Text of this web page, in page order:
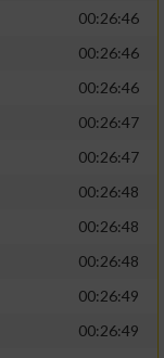
00:26:46
00:26:46
00:26:46
00:26:47
00:26:47
00:26:48
00:26:48
00:26:48
00:26:49
00:26:49